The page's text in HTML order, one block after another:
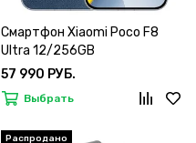
Смартфон Xiaomi Poco F8
Ultra 12/256GB
57 990 РУБ.
Выбрать